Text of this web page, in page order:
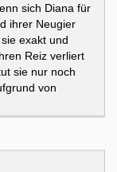
sich Diana für
ihrer Neugier
exakt und
Reiz verliert
sie nur noch
von